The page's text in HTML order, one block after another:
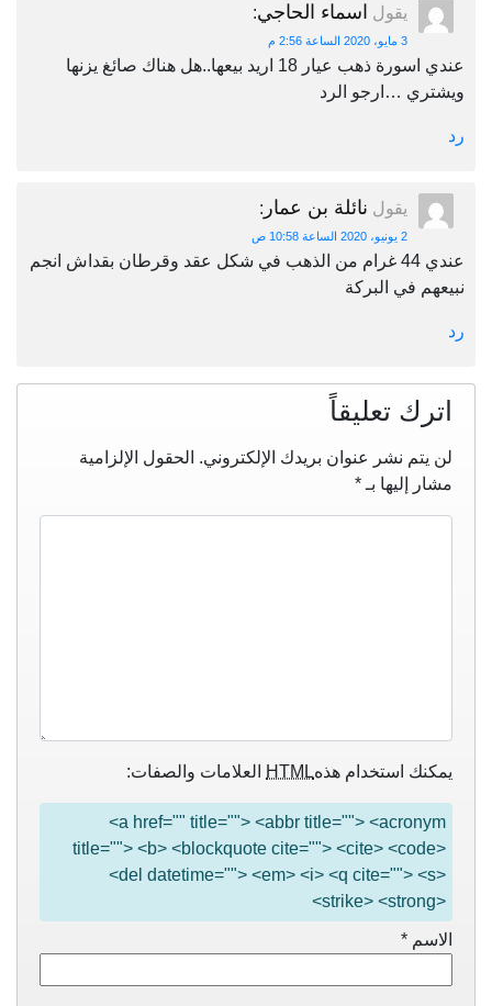
يقول اسماء الحاجي:
3 مايو، 2020 الساعة 2:56 م
عندي اسورة ذهب عيار 18 اريد بيعها..هل هناك صائغ يزنها
ويشتري …ارجو الرد
رد
يقول نائلة بن عمار :
2 يونيو، 2020 الساعة 10:58 ص
عندي 44 غرام من الذهب في شكل عقد وقرطان بقداش انجم
نبيعهم في البركة
رد
اترك تعليقاً
لن يتم نشر عنوان بريدك الإلكتروني. الحقول الإلزامية
مشار إليها بـ *
يمكنك استخدام هذهHTML العلامات والصفات:
<a href="" title=""> <abbr title=""> <acronym
title=""> <b> <blockquote cite=""> <cite> <code>
<del datetime=""> <em> <i> <q cite=""> <s>
<strike> <strong>
الاسم *